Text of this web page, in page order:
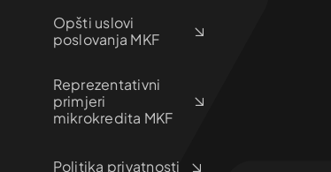
Opšti uslovi
poslovanja MKF
Reprezentativni
primjeri
mikrokredita MKF
Politika privatnosti